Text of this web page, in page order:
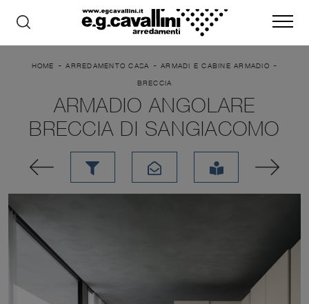
HOME -ARREDAMENTO CASA -ARMADI E CABINE ARMADIO -
BRECCIA
ARMADIO ANGOLARE
BRECCIA DI SANGIACOMO